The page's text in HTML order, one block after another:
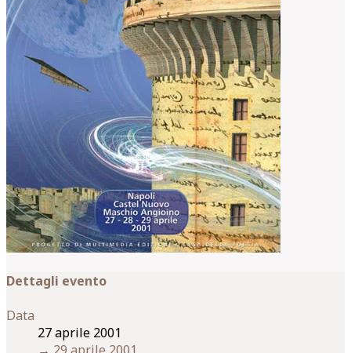
Dettagli evento
Data
27 aprile 2001